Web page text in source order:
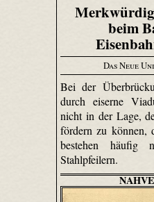
beim
Das Neue
Bei der
durch eiserne
nicht in der Lage,
fördern zu können,
bestehen häufig
Stahlpfeilern.